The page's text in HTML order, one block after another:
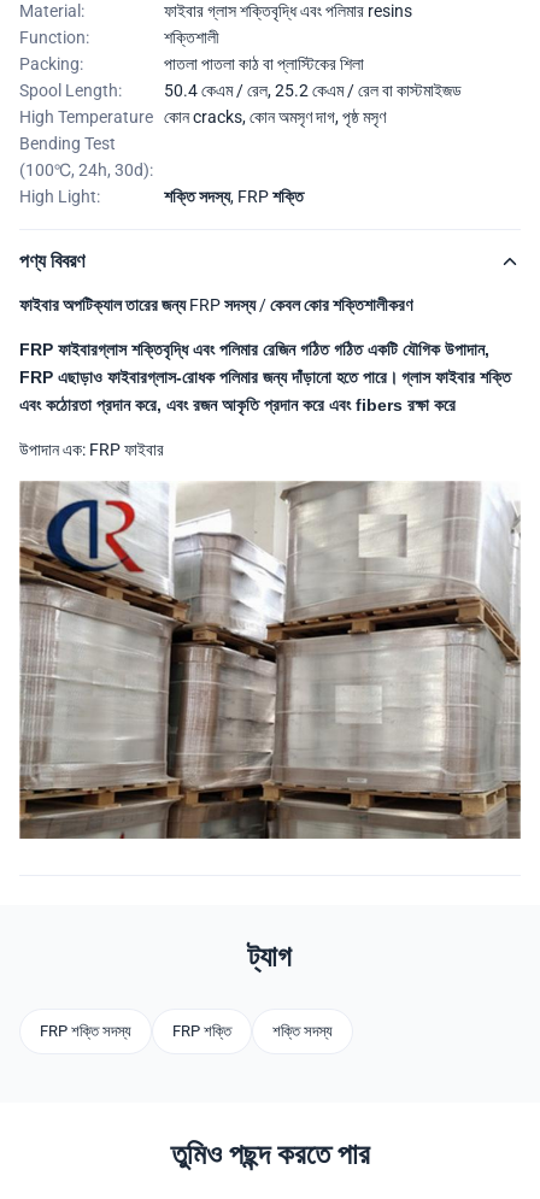
Material:
ফাইবার গ্লাস শক্তিবৃদ্ধি এবং পলিমার resins
Function:
শক্তিশালী
Packing:
পাতলা পাতলা কাঠ বা প্লাস্টিকের শিলা
Spool Length:
50.4 কেএম / রেল, 25.2 কেএম / রেল বা কাস্টমাইজড
High Temperature
Bending Test
(100℃, 24h, 30d):
কোন cracks, কোন অমসৃণ দাগ, পৃষ্ঠ মসৃণ
High Light: শক্তি সদস্য, FRP শক্তি
পণ্য বিবরণ
ফাইবার অপটিক্যাল তারের জন্য FRP সদস্য / কেবল কোর শক্তিশালীকরণ
FRP ফাইবারগ্লাস শক্তিবৃদ্ধি এবং পলিমার রেজিন গঠিত গঠিত একটি যৌগিক উপাদান,
FRP এছাড়াও ফাইবারগ্লাস-রোধক পলিমার জন্য দাঁড়ানো হতে পারে। গ্লাস ফাইবার শক্তি
এবং কঠোরতা প্রদান করে, এবং রজন আকৃতি প্রদান করে এবং fibers রক্ষা করে
উপাদান এক: FRP ফাইবার
ট্যাগ
FRP শক্তি সদস্য FRP শক্তি শক্তি সদস্য
তুমিও পছন্দ করতে পার